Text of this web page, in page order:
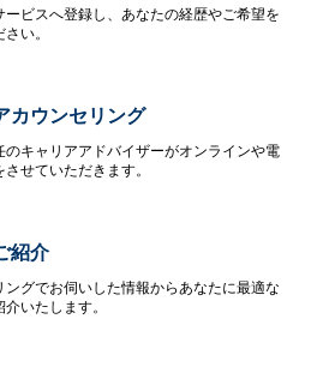
ービスへ登録し、あなたの経歴やご希望を
い。
カウンセリング
のキャリアアドバイザーがオンラインや電
せていただきます。
紹介
ングでお伺いした情報からあなたに最適な
いたします。